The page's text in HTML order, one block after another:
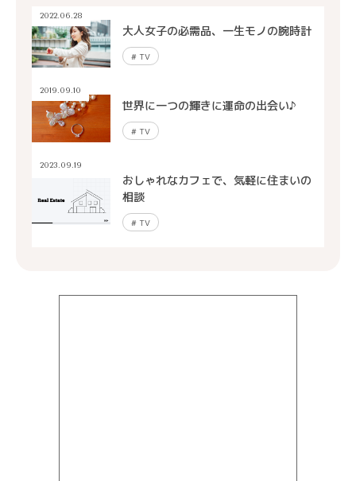
2022.06.28
大人女子の必需品、一生モノの腕時計
#TV
2019.09.10
世界に一つの輝きに運命の出会い♪
#TV
2023.09.19
おしゃれなカフェで、気軽に住まいの
相談
#TV